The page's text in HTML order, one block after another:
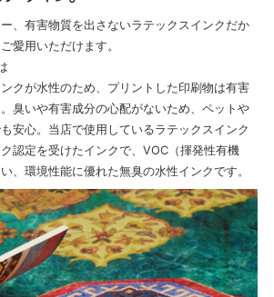
、有害物質を出さないラテックスインクだか
愛用いただけます。
クが水性のため、プリントした印刷物は有害
臭いや有害成分の心配がないため、ペットや
安心。当店で使用しているラテックスインク
認定を受けたインクで、VOC（揮発性有機
、環境性能に優れた無臭の水性インクです。